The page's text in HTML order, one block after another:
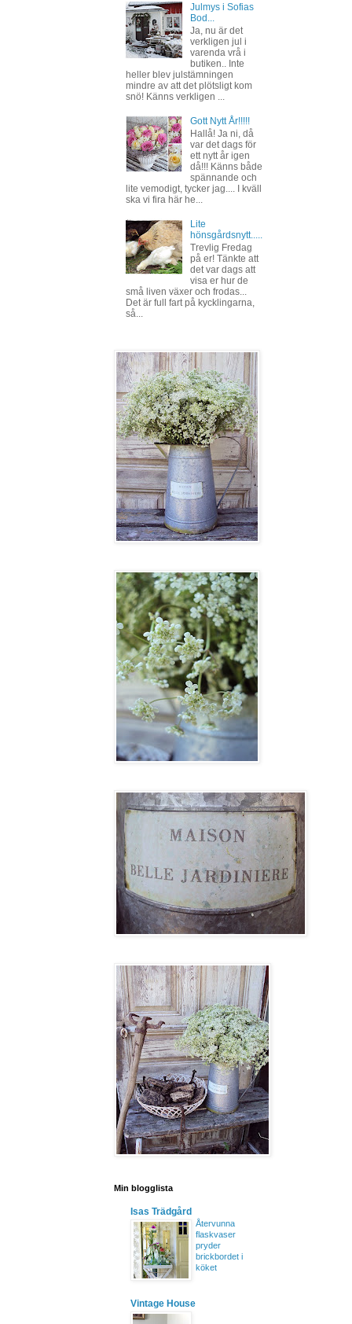
Julmys i Sofias
Bod...
Ja, nu är det
verkligen jul i
varenda vrå i
butiken.. Inte
heller blev julstämningen
mindre av att det plötsligt kom
snö! Känns verkligen ...
Gott Nytt År!!!!!
Hallå! Ja ni, då
var det dags för
ett nytt år igen
då!!! Känns både
spännande och
lite vemodigt, tycker jag.... I kväll
ska vi fira här he...
Lite
hönsgårdsnytt.....
Trevlig Fredag
på er! Tänkte att
det var dags att
visa er hur de
små liven växer och frodas...
Det är full fart på kycklingarna,
så...
Min blogglista
Isas Trädgård
Återvunna
flaskvaser
pryder
brickbordet i
köket
Vintage House